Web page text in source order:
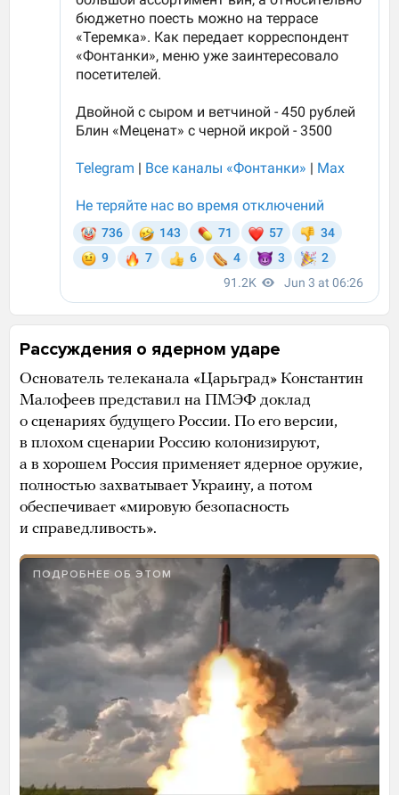
Рассуждения о ядерном ударе
Основатель телеканала «Царьград» Константин
Малофеев представил на ПМЭФ доклад
о сценариях будущего России. По его версии,
в плохом сценарии Россию колонизируют,
а в хорошем Россия применяет ядерное оружие,
полностью захватывает Украину, а потом
обеспечивает «мировую безопасность
и справедливость».
ПОДРОБНЕЕ ОБ ЭТОМ